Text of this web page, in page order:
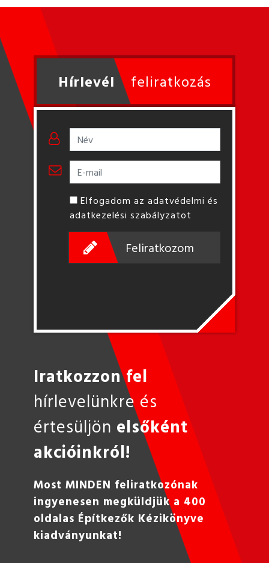
Hírlevél feliratkozás
Elfogadom az adatvédelmi és
adatkezelési szabályzatot
Feliratkozom
Iratkozzon fel
hírlevelünkre és
értesüljön elsőként
akcióinkról!
Most MINDEN feliratkozónak
ingyenesen megküldjük a 400
oldalas Építkezők Kézikönyve
kiadványunkat!